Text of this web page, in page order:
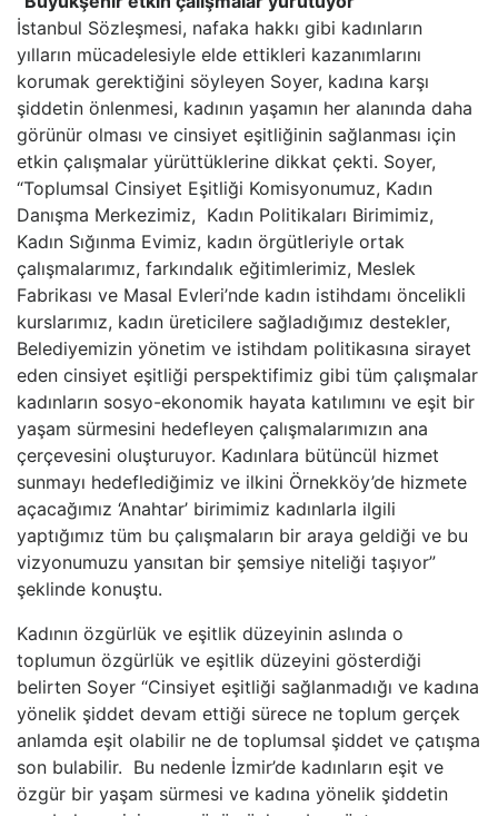
İstanbul Sözleşmesi, nafaka hakkı gibi kadınların
yılların mücadelesiyle elde ettikleri kazanımlarını
korumak gerektiğini söyleyen Soyer, kadına karşı
şiddetin önlenmesi, kadının yaşamın her alanında daha
görünür olması ve cinsiyet eşitliğinin sağlanması için
etkin çalışmalar yürüttüklerine dikkat çekti. Soyer,
“Toplumsal Cinsiyet Eşitliği Komisyonumuz, Kadın
Danışma Merkezimiz, Kadın Politikaları Birimimiz,
Kadın Sığınma Evimiz, kadın örgütleriyle ortak
çalışmalarımız, farkındalık eğitimlerimiz, Meslek
Fabrikası ve Masal Evleri’nde kadın istihdamı öncelikli
kurslarımız, kadın üreticilere sağladığımız destekler,
Belediyemizin yönetim ve istihdam politikasına sirayet
eden cinsiyet eşitliği perspektifimiz gibi tüm çalışmalar
kadınların sosyo-ekonomik hayata katılımını ve eşit bir
yaşam sürmesini hedefleyen çalışmalarımızın ana
çerçevesini oluşturuyor. Kadınlara bütüncül hizmet
sunmayı hedeflediğimiz ve ilkini Örnekköy’de hizmete
açacağımız ‘Anahtar’ birimimiz kadınlarla ilgili
yaptığımız tüm bu çalışmaların bir araya geldiği ve bu
vizyonumuzu yansıtan bir şemsiye niteliği taşıyor”
şeklinde konuştu.
Kadının özgürlük ve eşitlik düzeyinin aslında o
toplumun özgürlük ve eşitlik düzeyini gösterdiği
belirten Soyer “Cinsiyet eşitliği sağlanmadığı ve kadına
yönelik şiddet devam ettiği sürece ne toplum gerçek
anlamda eşit olabilir ne de toplumsal şiddet ve çatışma
son bulabilir. Bu nedenle İzmir’de kadınların eşit ve
özgür bir yaşam sürmesi ve kadına yönelik şiddetin